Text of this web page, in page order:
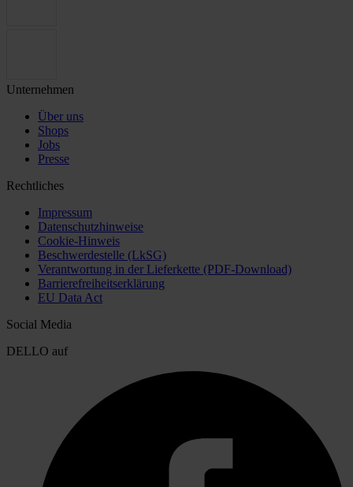
Unternehmen
Über uns
Shops
Jobs
Presse
Rechtliches
Impressum
Datenschutzhinweise
Cookie-Hinweis
Beschwerdestelle (LkSG)
Verantwortung in der Lieferkette (PDF-Download)
Barrierefreiheitserklärung
EU Data Act
Social Media
DELLO auf